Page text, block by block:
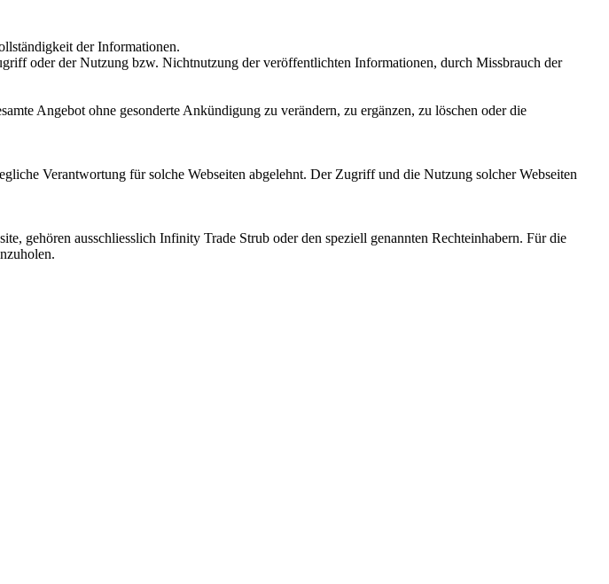
der Informationen.
oder der Nutzung bzw. Nichtnutzung der veröffentlichten Informationen, durch Missbrauch der
Angebot ohne gesonderte Ankündigung zu verändern, zu ergänzen, zu löschen oder die
Verantwortung für solche Webseiten abgelehnt. Der Zugriff und die Nutzung solcher Webseiten
gehören ausschliesslich Infinity Trade Strub oder den speziell genannten Rechteinhabern. Für die